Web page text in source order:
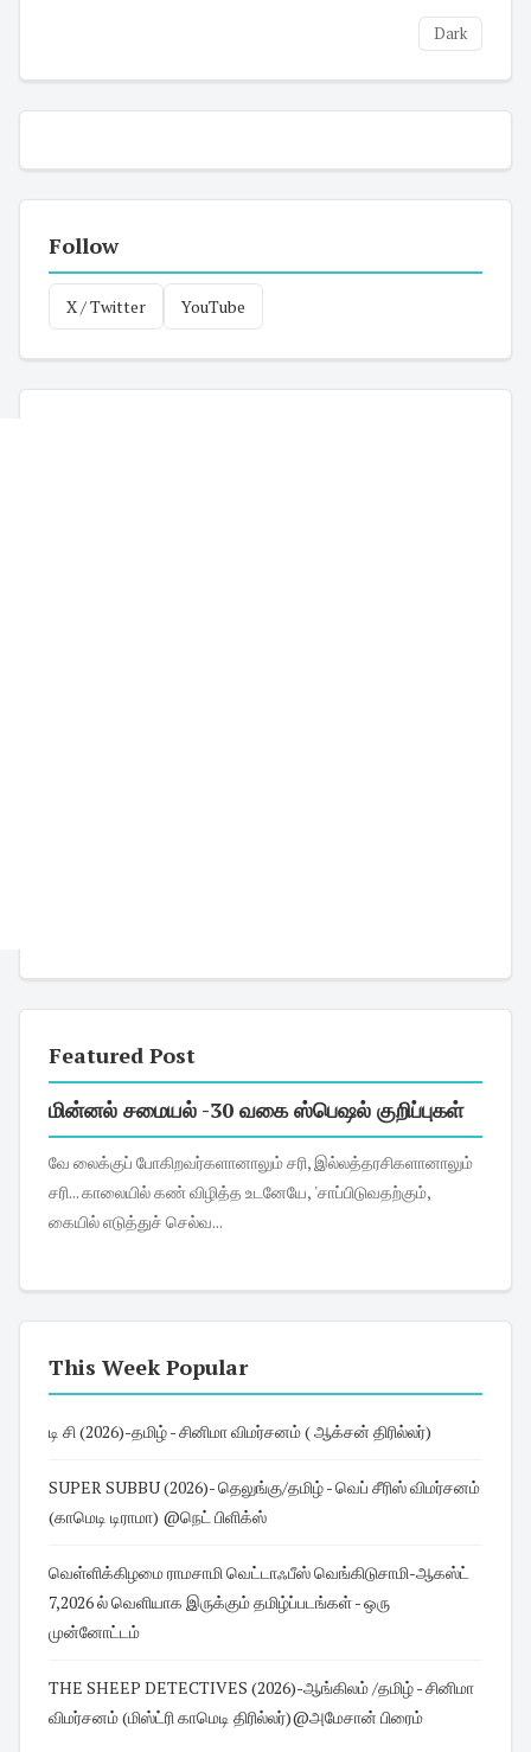
Dark
Follow
X / Twitter YouTube
Featured Post
மின்னல் சமையல் -30 வகை ஸ்பெஷல் குறிப்புகள்
வே லைக்குப் போகிறவர்களானாலும் சரி, இல்லத்தரசிகளானாலும்
சரி... காலையில் கண் விழித்த உடனேயே, 'சாப்பிடுவதற்கும்,
கையில் எடுத்துச் செல்வ...
This Week Popular
டி சி (2026)-தமிழ் - சினிமா விமர்சனம் ( ஆக்சன் திரில்லர்)
SUPER SUBBU (2026)- தெலுங்கு/தமிழ் - வெப் சீரிஸ் விமர்சனம்
(காமெடி டிராமா) @நெட் பிளிக்ஸ்
வெள்ளிக்கிழமை ராமசாமி வெட்டாஃபீஸ் வெங்கிடுசாமி-ஆகஸ்ட்
7,2026 ல் வெளியாக இருக்கும் தமிழ்ப்படங்கள் - ஒரு
முன்னோட்டம்
THE SHEEP DETECTIVES (2026)-ஆங்கிலம் /தமிழ் - சினிமா
விமர்சனம் (மிஸ்ட்ரி காமெடி திரில்லர்)@அமேசான் பிரைம்